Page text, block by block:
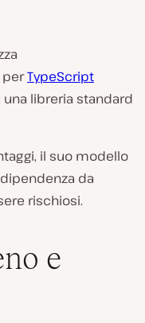
perTypeScript
libreria standard
il suo modello
da
rischiosi.
e